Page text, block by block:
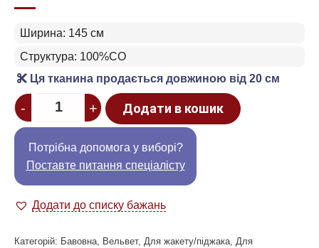
Ширина: 145 см
Структура: 100%CO
Ця тканина продається довжиною від 20 см
Quantity
- + Додати в кошик
Потрібна допомога у виборі?
Поставте питання спеціалісту
Додати до списку бажань
Категорій: Бавовна, Вельвет, Для жакету/піджака, Для